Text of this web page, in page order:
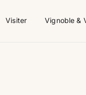
Visiter Vignoble &